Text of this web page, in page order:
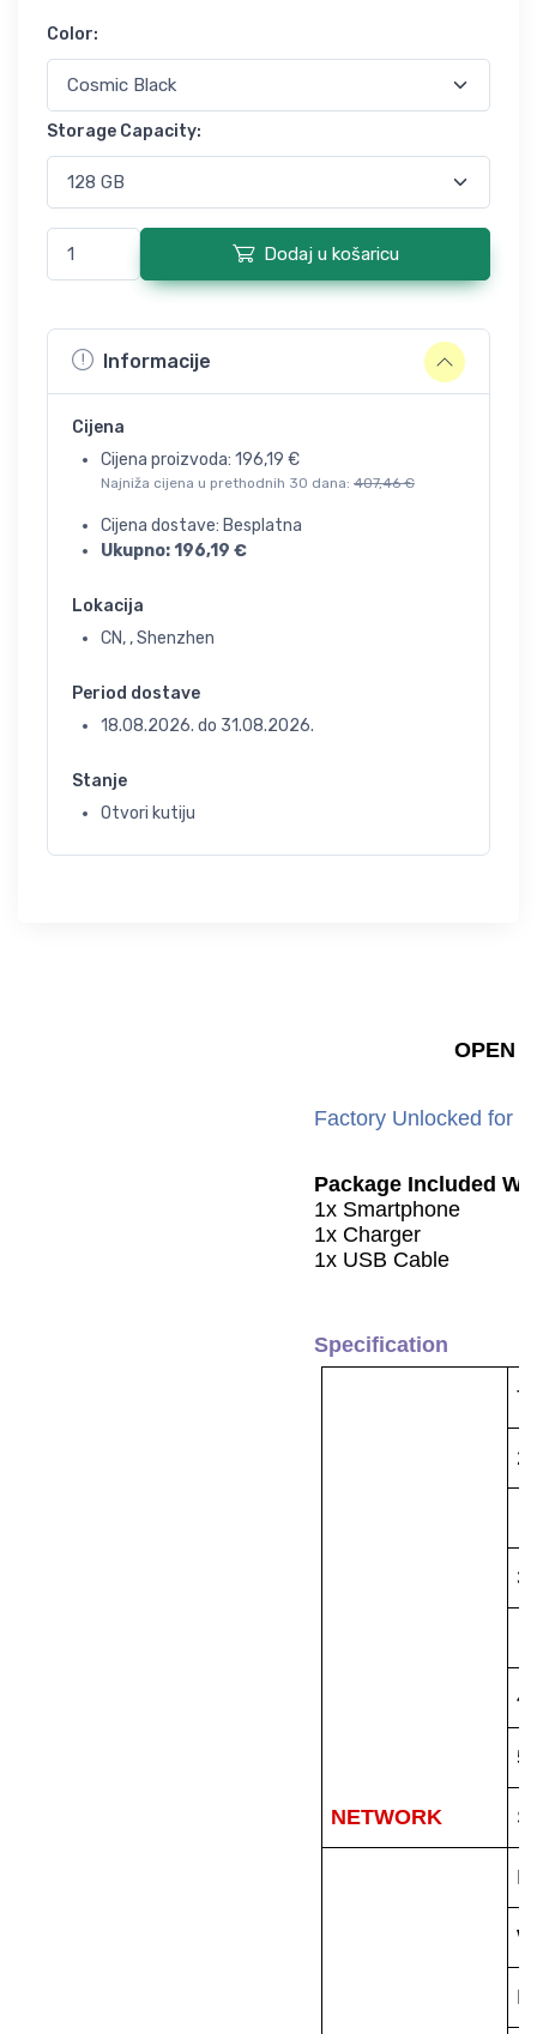
Color:
Storage Capacity:
Dodaj u košaricu
Informacije
Cijena
Cijena proizvoda: 196,19 €
Najniža cijena u prethodnih 30 dana: 407,46 €
Cijena dostave: Besplatna
Ukupno:196,19 €
Lokacija
CN, , Shenzhen
Period dostave
18.08.2026. do 31.08.2026.
Stanje
Otvori kutiju